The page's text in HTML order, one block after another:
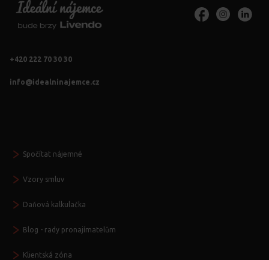
+420 222 70 30 30
info@idealninajemce.cz
Spočítat nájemné
Vzory smluv
Daňová kalkulačka
Blog - rady pronajímatelům
Klientská zóna